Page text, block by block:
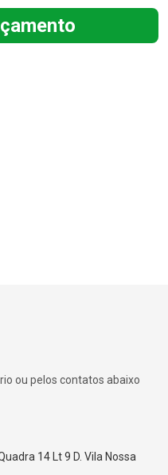
ou pelos contatos abaixo
14 Lt 9 D. Vila Nossa